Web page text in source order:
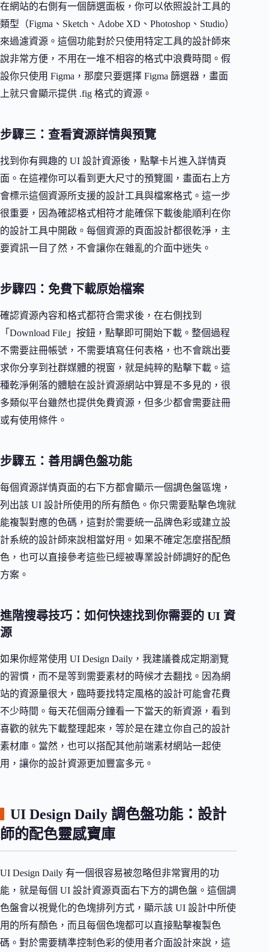
在網站的右側有一個篩選面板，你可以依照設計工具的
類型（Figma、Sketch、Adobe XD、Photoshop、Studio）
來過濾資源。這個功能對於只使用特定工具的設計師來
說非常方便，不用在一堆不相容的格式中浪費時間。假
設你只使用 Figma，那麼只要選擇 Figma 篩選器，畫面
上就只會顯示提供 .fig 格式的資源。
步驟三：查看資源詳情與預覽
找到你有興趣的 UI 設計資源後，點擊卡片進入詳情頁
面。在這裡你可以看到更大尺寸的預覽圖，畫面右上方
會標示這個資源所支援的設計工具與檔案格式。這一步
很重要，因為確認格式相符才能確保下載後能順利在你
的設計工具中開啟。每個資源的頁面設計都很乾淨，主
要資訊一目了然，不會讓你在雜亂的介面中迷失。
步驟四：免費下載原始檔案
確認資源內容和格式都符合需求後，在右側找到
「Download File」按鈕，點擊即可開始下載。整個過程
不需要註冊帳號，不需要填寫任何表格，也不會跳出要
求你分享到社群媒體的視窗，就是純粹的點擊下載。這
種乾淨俐落的體驗在設計資源網站中算是不多見的，很
多類似平台雖然也提供免費資源，但多少都會需要註冊
或有使用條件。
步驟五：善用調色盤功能
每個資源詳情頁面的右下方都會顯示一個調色盤區塊，
列出該 UI 設計所使用的所有顏色。你只需要點擊色塊就
能複製對應的色碼，這對於需要統一品牌色彩或建立設
計系統的設計師來說相當好用。如果不確定怎麼搭配顏
色，也可以直接參考這些已經被專業設計師調好的配色
方案。
進階搜尋技巧：如何快速找到你需要的 UI 資
源
如果你經常使用 UI Design Daily，我建議養成定期瀏覽
的習慣，而不是等到需要素材的時候才去翻找。因為網
站的資源量很大，臨時要找特定風格的設計可能會花費
不少時間。每天花個兩分鐘看一下當天的新資源，看到
喜歡的就先下載整理起來，等於是在建立你自己的設計
素材庫。當然，也可以搭配其他前端素材網站一起使
用，讓你的設計資源更加豐富多元。
UI Design Daily 調色盤功能：設計
師的配色靈感寶庫
UI Design Daily 有一個很容易被忽略但非常實用的功
能，就是每個 UI 設計資源頁面右下方的調色盤。這個調
色盤會以視覺化的色塊排列方式，顯示該 UI 設計中所使
用的所有顏色，而且每個色塊都可以直接點擊複製色
碼。對於需要精準控制色彩的使用者介面設計來說，這